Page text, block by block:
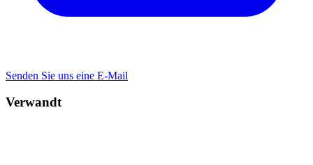
Senden Sie uns eine E-Mail
Verwandt